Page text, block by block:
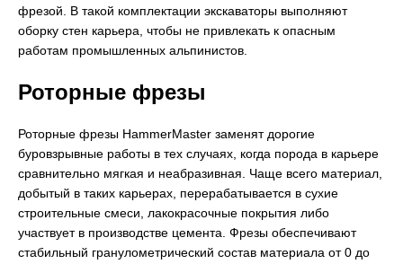
фрезой. В такой комплектации экскаваторы выполняют
оборку стен карьера, чтобы не привлекать к опасным
работам промышленных альпинистов.
Роторные фрезы
Роторные фрезы HammerMaster заменят дорогие
буровзрывные работы в тех случаях, когда порода в карьере
сравнительно мягкая и неабразивная. Чаще всего материал,
добытый в таких карьерах, перерабатывается в сухие
строительные смеси, лакокрасочные покрытия либо
участвует в производстве цемента. Фрезы обеспечивают
стабильный гранулометрический состав материала от 0 до